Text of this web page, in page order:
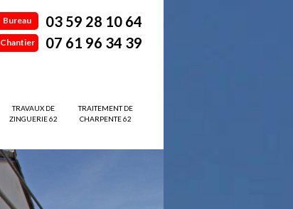
Bureau 03 59 28 10 64
Chantier 07 61 96 34 39
TRAVAUX DE
ZINGUERIE 62
TRAITEMENT DE
CHARPENTE 62